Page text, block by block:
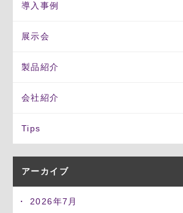
導入事例
展示会
製品紹介
会社紹介
Tips
アーカイブ
2026年7月